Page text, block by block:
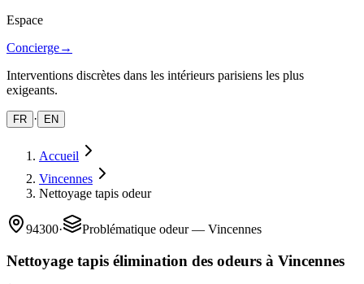
Espace
Concierge→
Interventions discrètes dans les intérieurs parisiens les plus
exigeants.
FR · EN
Accueil
Vincennes
Nettoyage tapis odeur
94300· Problématique odeur — Vincennes
Nettoyage tapis élimination des odeurs à Vincennes